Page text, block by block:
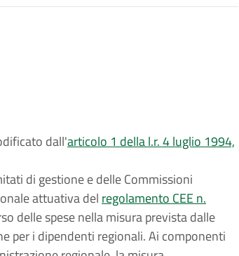
dall'articolo 1 della l.r. 4 luglio 1994,
di gestione e delle Commissioni
attuativa del regolamento CEE n.
delle spese nella misura prevista dalle
per i dipendenti regionali. Ai componenti